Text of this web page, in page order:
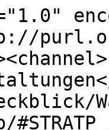
2529&amp;m=d#STRATP_cm4all_com_widgets_EventCalendar_48843849</guid><dc:date>2026-08-06T16:23:58Z</dc:date></item><item><title>21.04.2024 Wanderbericht "Spessartbogen Teil II"</title><link>https://owk-otzberg.de/Rueckblick/Wanderberichte-2024/index.php/;focus=STRATP_cm4all_com_widgets_EventCalendar_48843849?a=20240425151600-8710&amp;m=d#STRATP_cm4all_com_widgets_EventCalendar_48843849</link><description>zum Bericht geht's hier --&gt;</description><pubDate>Thu, 06 Aug 2026 16:23:58 GMT</pubDate><guid>https://owk-otzberg.de/Rueckblick/Wanderberichte-2024/index.php/;focus=STRATP_cm4all_com_widgets_EventCalendar_48843849?a=20240425151600-8710&amp;m=d#STRATP_cm4all_com_widgets_EventCalendar_48843849</guid><dc:date>2026-08-06T16:23:58Z</dc:date></item><item><title>20.05.2024 Wanderbericht Mundartweg Weschnitztal</title><link>https://owk-otzberg.de/Rueckblick/Wanderberichte-2024/index.php/;focus=STRATP_cm4all_com_widgets_EventCalendar_48843849?a=20240529102544-567&amp;m=d#STRATP_cm4all_com_widgets_EventCalendar_48843849</link><description>zum Wanderbericht geht's hier --&gt;</description><pubDate>Thu, 06 Aug 2026 16:23:58 GMT</pubDate><guid>https://owk-otzberg.de/Rueckblick/Wanderberichte-2024/index.php/;focus=STRATP_cm4all_com_widgets_EventCalendar_48843849?a=20240529102544-567&amp;m=d#STRATP_cm4all_com_widgets_EventCalendar_48843849</guid><dc:date>2026-08-06T16:23:58Z</dc:date></item><item><title>01.06.2024 Wanderbericht 2. Streckenwanderung 2024 "Vom Bachgau zum Otzberg"</title><link>https://owk-otzberg.de/Rueckblick/Wanderberichte-2024/index.php/;focus=STRATP_cm4all_com_widgets_EventCalendar_48843849?a=20240628145651-3035&amp;m=d#STRATP_cm4all_com_widgets_EventCalendar_48843849</link><description>zum Bericht geht's hier --&gt;</description><pubDate>Thu, 06 Aug 2026 16:23:58 GMT</pubDate><guid>https://owk-otzberg.de/Rueckblick/Wanderberichte-2024/index.php/